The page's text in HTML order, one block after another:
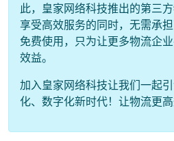
此，皇家网络科技推出的第三
享受高效服务的同时，无需承
免费使用，只为让更多物流企
效益。
加入皇家网络科技让我们一起
化、数字化新时代！让物流更高